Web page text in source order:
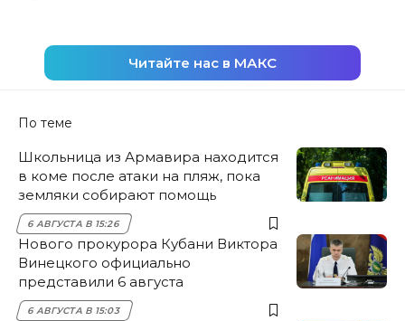
Читайте нас в МАКС
По теме
Школьница из Армавира находится
в коме после атаки на пляж, пока
земляки собирают помощь
6 АВГУСТА В 15:26
Нового прокурора Кубани Виктора
Винецкого официально
представили 6 августа
6 АВГУСТА В 15:03